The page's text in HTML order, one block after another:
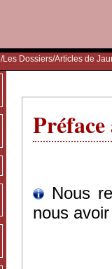
/Les Dossiers/Articles de
Nous
nous